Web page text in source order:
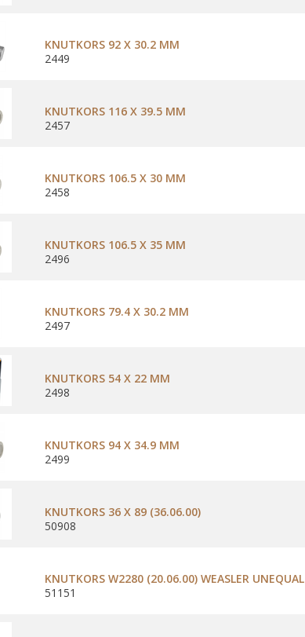
KNUTKORS 92 X 30.2 MM
2449
KNUTKORS 116 X 39.5 MM
2457
KNUTKORS 106.5 X 30 MM
2458
KNUTKORS 106.5 X 35 MM
2496
KNUTKORS 79.4 X 30.2 MM
2497
KNUTKORS 54 X 22 MM
2498
KNUTKORS 94 X 34.9 MM
2499
KNUTKORS 36 X 89 (36.06.00)
50908
KNUTKORS W2280 (20.06.00) WEASLER UNEQUAL
51151